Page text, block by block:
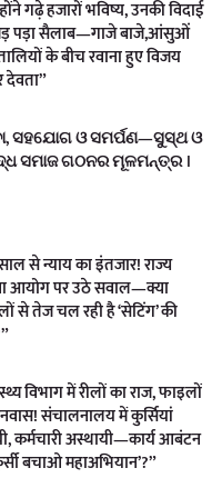
गढ़े हजारों भविष्य, उनकी विदाई
पड़ा सैलाब—गाजे बाजे,आंसुओं
के बीच रवाना हुए विजय
देवता”
ସହଯୋଗ ଓ ସମର୍ପଣ—ସୁସ୍ଥ ଓ
ସମାଜ ଗଠନର ମୂଳମନ୍ତ୍ର ।
से न्याय का इंतजार! राज्य
आयोग पर उठे सवाल—क्या
से तेज चल रही है ‘सेटिंग’ की
विभाग में रीलों का राज, फाइलों
संचालनालय में कुर्सियां
कर्मचारी अस्थायी—कार्य आबंटन
बचाओ महाअभियान’?”